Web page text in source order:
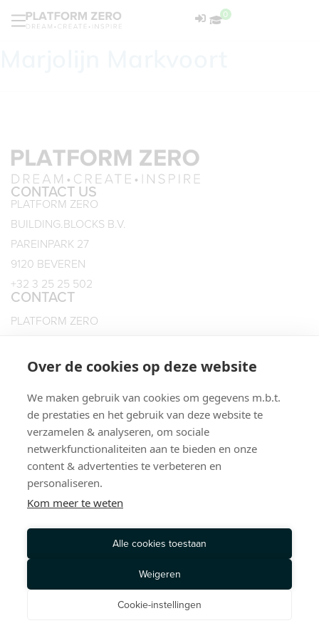
Over de cookies op deze website
We maken gebruik van cookies om gegevens m.b.t.
de prestaties en het gebruik van deze website te
verzamelen & analyseren, om sociale
netwerkfunctionaliteiten aan te bieden en onze
content & advertenties te verbeteren en
personaliseren.
Kom meer te weten
Alle cookies toestaan
Weigeren
Cookie-instellingen
0
CONTACT US
PLATFORM ZERO
BUILDING.BLOCKS B.V.
PAREINPARK 27
9120 BEVEREN
+32 3 25 25 502
CONTACT
PLATFORM ZERO
KATSHOEK 23
T: 010 435 5152
PRIVACY POLICYTERMS OF SERVICE
© 2026, PLATFORM ZERO. ALL RIGHTS RESERVED